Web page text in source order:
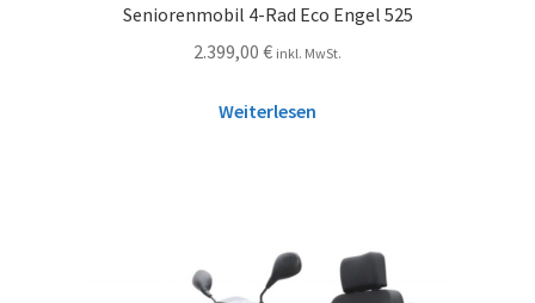
Seniorenmobil 4-Rad Eco Engel 525
2.399,00 € inkl. MwSt.
Weiterlesen